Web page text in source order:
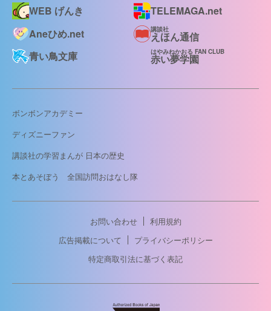
WEB げんき
TELEMAGA.net
Aneひめ.net
講談社
えほん通信
青い鳥文庫
はやみねかおる FAN CLUB
赤い夢学園
ボンボンアカデミー
ディズニーファン
講談社の学習まんが 日本の歴史
本とあそぼう 全国訪問おはなし隊
お問い合わせ
利用規約
広告掲載について
プライバシーポリシー
特定商取引法に基づく表記